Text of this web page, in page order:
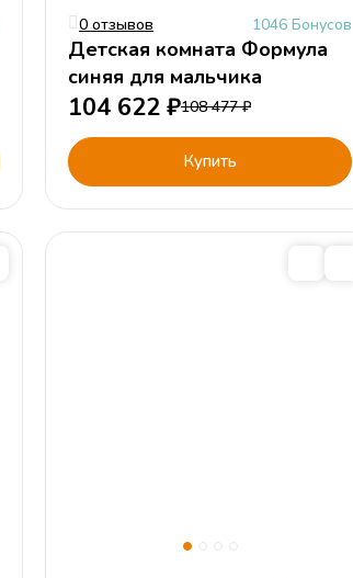
0 отзывов 1046 Бонусов
Детская комната Формула
cиняя для мальчика
104 622 ₽108 477₽
Купить